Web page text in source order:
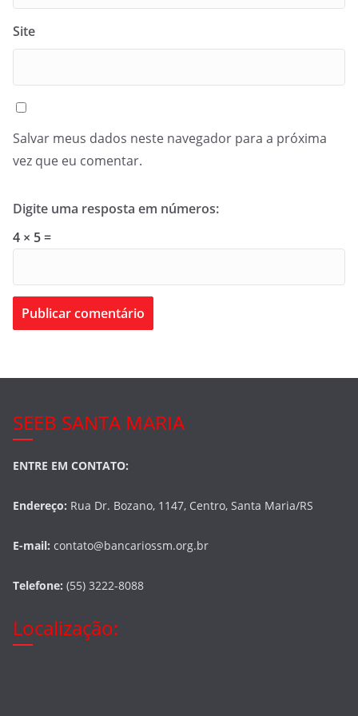
Site
Salvar meus dados neste navegador para a próxima
vez que eu comentar.
Digite uma resposta em números:
4 × 5 =
SEEB SANTA MARIA
ENTRE EM CONTATO:
Endereço: Rua Dr. Bozano, 1147, Centro, Santa Maria/RS
E-mail: contato@bancariossm.org.br
Telefone: (55) 3222-8088
Localização: